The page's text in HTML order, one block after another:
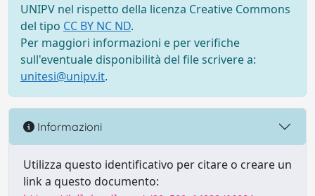
UNIPV nel rispetto della licenza Creative Commons
del tipo CC BY NC ND.
Per maggiori informazioni e per verifiche
sull'eventuale disponibilità del file scrivere a:
unitesi@unipv.it.
Informazioni
Utilizza questo identificativo per citare o creare un
link a questo documento: